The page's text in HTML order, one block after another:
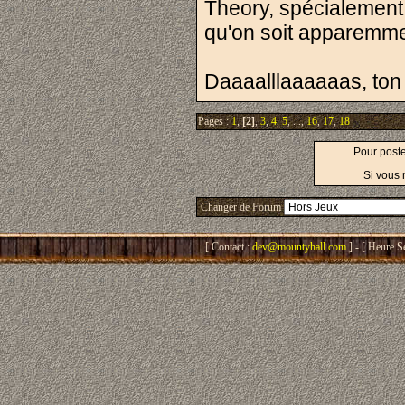
Theory,
qu'on soit
Daaaalllaaaaaas,
Pages :1,[2],3,4,5, ...,16,17,18
Pour
Si vous
Changer de Forum
[ Contact : dev@mountyhall.com ] - [ Heure